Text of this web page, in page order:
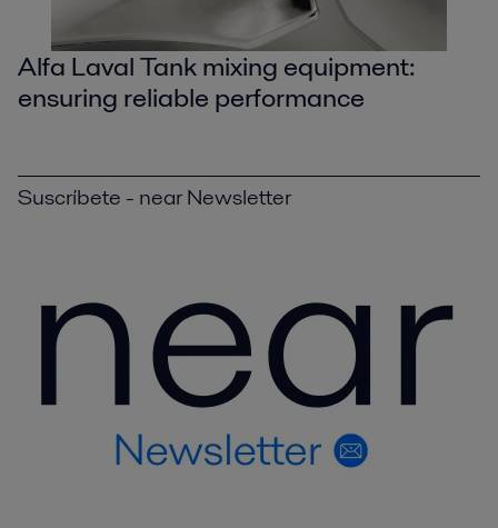
Alfa Laval Tank mixing equipment:
ensuring reliable performance
Suscríbete - near Newsletter